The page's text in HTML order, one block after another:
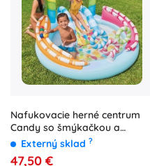
Nafukovacie herné centrum
Candy so šmýkačkou a
vodnou sprchou
Externý sklad ?
47,50 €